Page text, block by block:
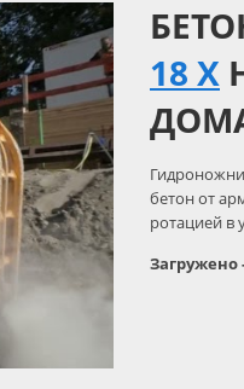
18 X
бетон от
ротацией в
Загружено